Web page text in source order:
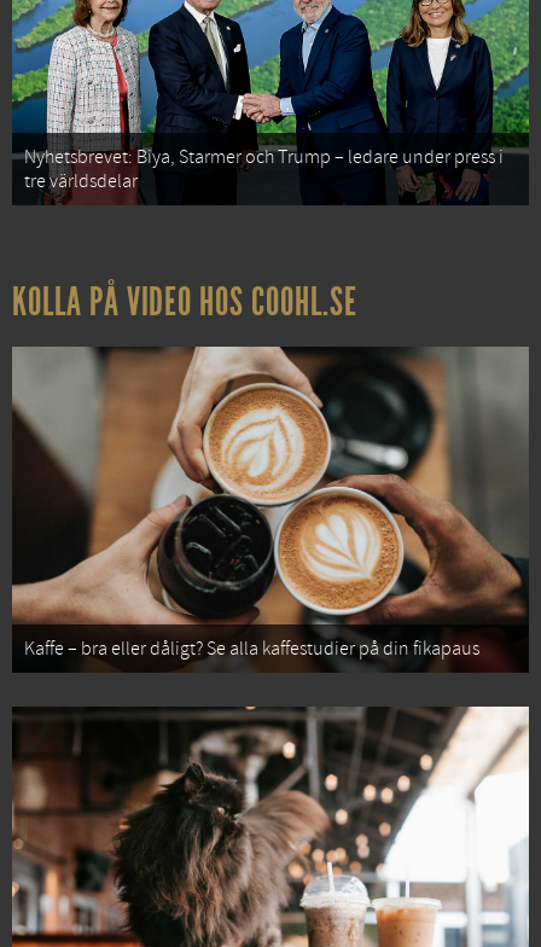
Nyhetsbrevet: Biya, Starmer och Trump – ledare under press i
tre världsdelar
KOLLA PÅ VIDEO HOS COOHL.SE
Kaffe – bra eller dåligt? Se alla kaffestudier på din fikapaus